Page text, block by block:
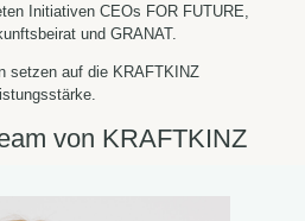
Initiativen CEOs FOR FUTURE,
und GRANAT.
setzen auf die KRAFTKINZ
von KRAFTKINZ